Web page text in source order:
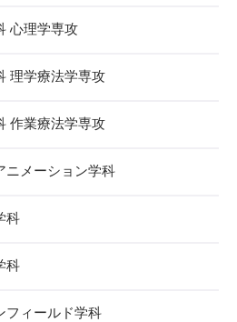
心理学専攻
理学療法学専攻
作業療法学専攻
ニメーション学科
科
科
フィールド学科